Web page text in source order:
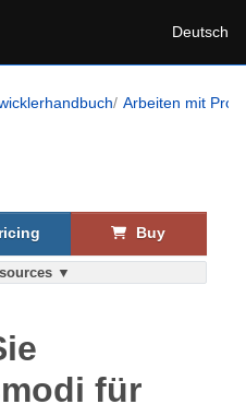
Deutsch
Arbeiten mit
▼
Buy
für